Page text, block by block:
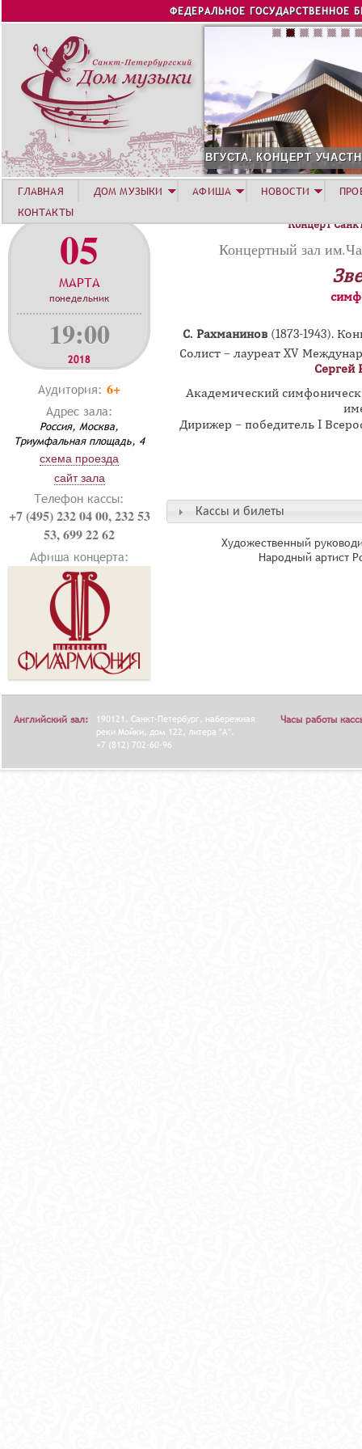
Jump to navigation
ФЕДЕРАЛЬНОЕ ГОСУДАРСТВЕННОЕ
УЧАСТНИКОВ ЛЕТНЕЙ АКАДЕМИИ. СИРИУС 12
05
МАРТА
понедельник
19:00
2018
Аудитория: 6+
Адрес зала:
Россия, Москва,
Триумфальная площадь, 4
схема проезда
сайт зала
Телефон кассы:
+7 (495) 232 04 00, 232 53
53, 699 22 62
Афиша концерта:
Концерт
Концертный зал
С. Рахманинов (1873-1943).
Солист – лауреат XV
Сергей
Академический
Дирижер – победитель I
Кассы и билеты
Художественный
Народный артист
ГЛАВНАЯ ДОМ МУЗЫКИ АФИША НОВОСТИ
КОНТАКТЫ
Английский зал:
190121, Санкт-Петербург, набережная
реки Мойки, дом 122, литера "А".
+7 (812) 702-60-96
Часы работы